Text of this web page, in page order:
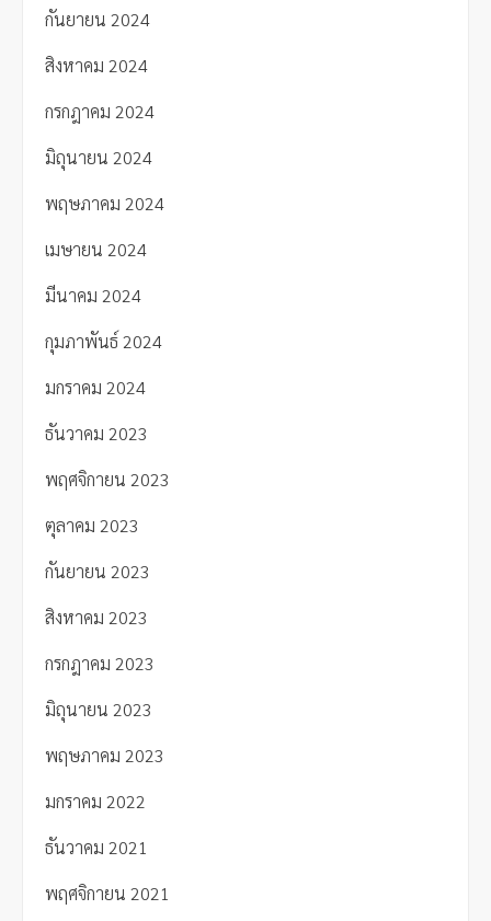
กันยายน 2024
สิงหาคม 2024
กรกฎาคม 2024
มิถุนายน 2024
พฤษภาคม 2024
เมษายน 2024
มีนาคม 2024
กุมภาพันธ์ 2024
มกราคม 2024
ธันวาคม 2023
พฤศจิกายน 2023
ตุลาคม 2023
กันยายน 2023
สิงหาคม 2023
กรกฎาคม 2023
มิถุนายน 2023
พฤษภาคม 2023
มกราคม 2022
ธันวาคม 2021
พฤศจิกายน 2021